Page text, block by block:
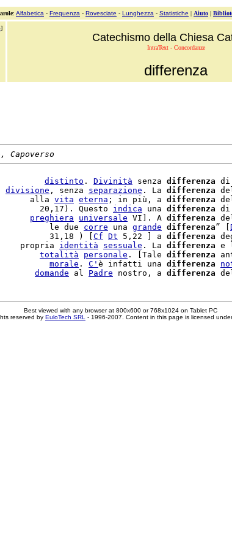
: Alfabetica - Frequenza - Rovesciate - Lunghezza - Statistiche | Aiuto |
]
Catechismo della Chiesa
IntraText - Concordanze
differenza
distinto . Divinità senza differenza di
divisione , senza separazione . La differenza
alla vita eterna ; in più, a differenza
20,17). Questo indica una differenza di
preghiera universale VI]. A differenza
|          le due corre una grande differenza” [
|          31,18 ) [ Cf Dt 5,22 ] a differenza
|    propria identità sessuale . La differenza e
totalità personale . [Tale differenza
morale . C' è infatti una differenza
domande al Padre nostro, a differenza
Best viewed with any browser at 800x600 or 768x1024 on Tablet PC
reserved by EuloTech SRL - 1996-2007. Content in this page is licensed